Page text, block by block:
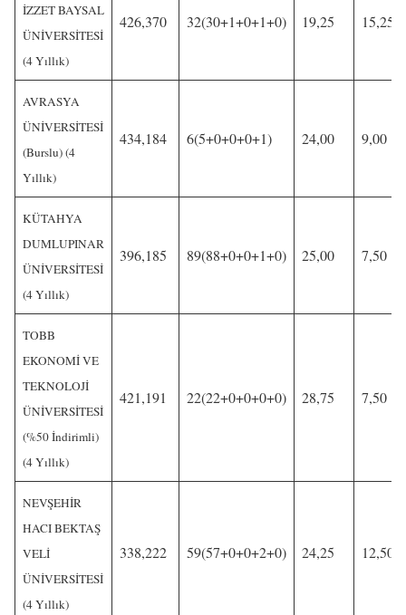
İZZET BAYSAL
ÜNİVERSİTESİ
(4 Yıllık)
426,370 32(30+1+0+1+0) 19,25 15,25
AVRASYA
ÜNİVERSİTESİ
(Burslu) (4
Yıllık)
434,184 6(5+0+0+0+1) 24,00 9,00
KÜTAHYA
DUMLUPINAR
ÜNİVERSİTESİ
(4 Yıllık)
396,185 89(88+0+0+1+0) 25,00 7,50
TOBB
EKONOMİ VE
TEKNOLOJİ
ÜNİVERSİTESİ
(%50 İndirimli)
(4 Yıllık)
421,191 22(22+0+0+0+0) 28,75 7,50
NEVŞEHİR
HACI BEKTAŞ
VELİ
ÜNİVERSİTESİ
(4 Yıllık)
338,222 59(57+0+0+2+0) 24,25 12,50